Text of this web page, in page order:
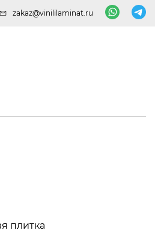
zakaz@vinililaminat.ru
плитка